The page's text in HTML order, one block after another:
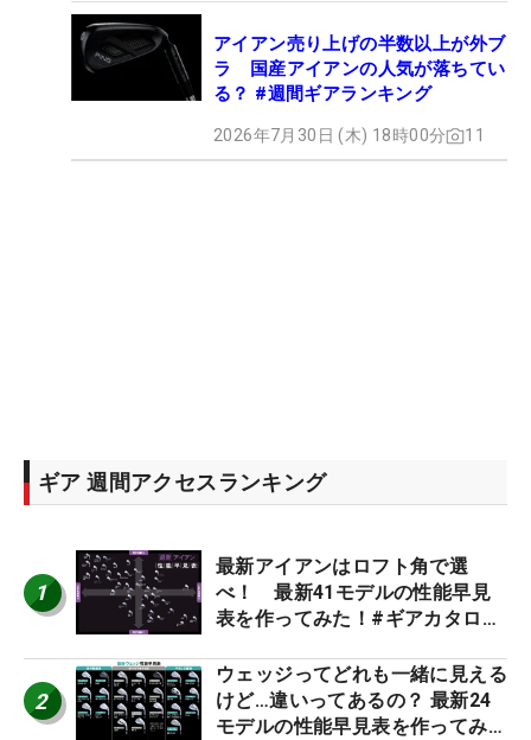
アイアン売り上げの半数以上が外ブ
ラ 国産アイアンの人気が落ちてい
る？ #週間ギアランキング
2026年7月30日 (木) 18時00分 11
ギア 週間アクセスランキング
1
最新アイアンはロフト角で選
べ！ 最新41モデルの性能早見
表を作ってみた！#ギアカタログ
2
ウェッジってどれも一緒に見える
けど…違いってあるの？ 最新24
モデルの性能早見表を作ってみ